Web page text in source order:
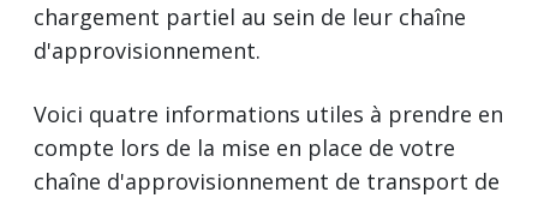
chargement partiel au sein de leur chaîne
d'approvisionnement.
Voici quatre informations utiles à prendre en
compte lors de la mise en place de votre
chaîne d'approvisionnement de transport de